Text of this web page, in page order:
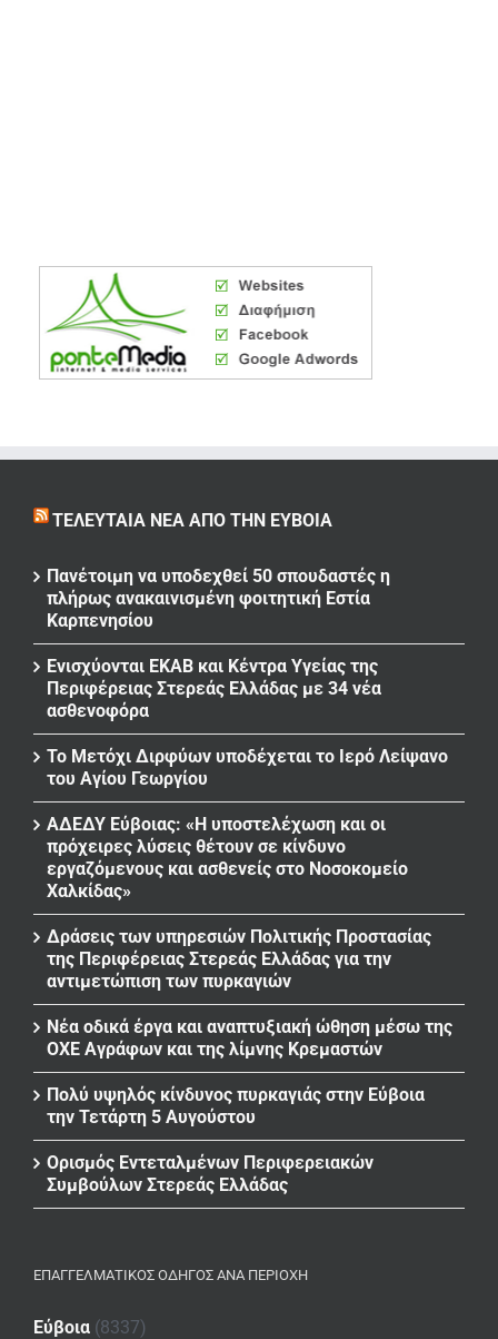
ΤΕΛΕΥΤΑΊΑ ΝΈΑ ΑΠΌ ΤΗΝ ΕΎΒΟΙΑ
Πανέτοιμη να υποδεχθεί 50 σπουδαστές η
πλήρως ανακαινισμένη φοιτητική Εστία
Καρπενησίου
Ενισχύονται ΕΚΑΒ και Κέντρα Υγείας της
Περιφέρειας Στερεάς Ελλάδας με 34 νέα
ασθενοφόρα
Το Μετόχι Διρφύων υποδέχεται το Ιερό Λείψανο
του Αγίου Γεωργίου
ΑΔΕΔΥ Εύβοιας: «Η υποστελέχωση και οι
πρόχειρες λύσεις θέτουν σε κίνδυνο
εργαζόμενους και ασθενείς στο Νοσοκομείο
Χαλκίδας»
Δράσεις των υπηρεσιών Πολιτικής Προστασίας
της Περιφέρειας Στερεάς Ελλάδας για την
αντιμετώπιση των πυρκαγιών
Νέα οδικά έργα και αναπτυξιακή ώθηση μέσω της
ΟΧΕ Αγράφων και της λίμνης Κρεμαστών
Πολύ υψηλός κίνδυνος πυρκαγιάς στην Εύβοια
την Τετάρτη 5 Αυγούστου
Ορισμός Εντεταλμένων Περιφερειακών
Συμβούλων Στερεάς Ελλάδας
ΕΠΑΓΓΕΛΜΑΤΙΚΌΣ ΟΔΗΓΌΣ ΑΝΆ ΠΕΡΙΟΧΉ
Εύβοια (8337)